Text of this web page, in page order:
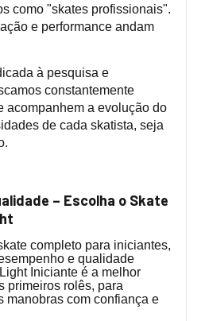
como "skates profissionais".
e performance andam
à pesquisa e
constantemente
acompanhem a evolução do
de cada skatista, seja
– Escolha o Skate
completo para iniciantes,
e qualidade
Iniciante é a melhor
primeiros rolês, para
manobras com confiança e